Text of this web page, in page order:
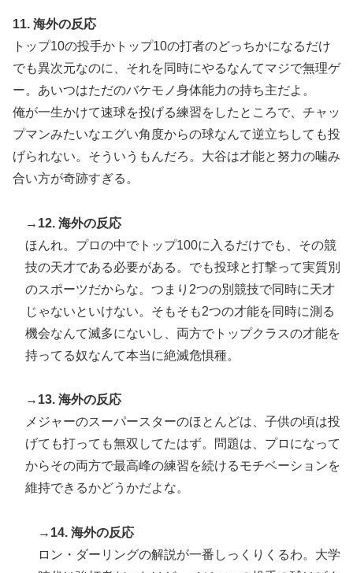
11. 海外の反応
トップ10の投手かトップ10の打者のどっちかになるだけ
でも異次元なのに、それを同時にやるなんてマジで無理ゲ
ー。あいつはただのバケモノ身体能力の持ち主だよ。
俺が一生かけて速球を投げる練習をしたところで、チャッ
プマンみたいなエグい角度からの球なんて逆立ちしても投
げられない。そういうもんだろ。大谷は才能と努力の噛み
合い方が奇跡すぎる。
→12. 海外の反応
ほんれ。プロの中でトップ100に入るだけでも、その競
技の天才である必要がある。でも投球と打撃って実質別
のスポーツだからな。つまり2つの別競技で同時に天才
じゃないといけない。そもそも2つの才能を同時に測る
機会なんて滅多にないし、両方でトップクラスの才能を
持ってる奴なんて本当に絶滅危惧種。
→13. 海外の反応
メジャーのスーパースターのほとんどは、子供の頃は投
げても打っても無双してたはず。問題は、プロになって
からその両方で最高峰の練習を続けるモチベーションを
維持できるかどうかだよな。
→14. 海外の反応
ロン・ダーリングの解説が一番しっくりくるわ。大学